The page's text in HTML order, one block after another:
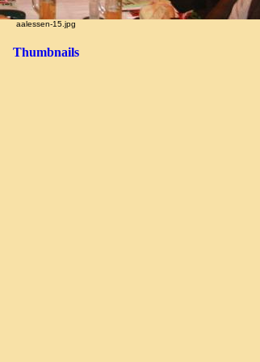
aalessen-15.jpg
Thumbnails